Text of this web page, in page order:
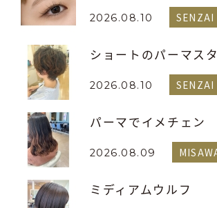
2026.08.10 SENZAI
ショートのパーマス
2026.08.10 SENZAI
パーマでイメチェン
2026.08.09
ミディアムウルフ